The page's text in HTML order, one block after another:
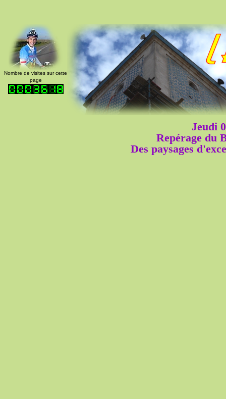
Nombre de visites sur cette
page
Jeudi
Repérage du
Des paysages